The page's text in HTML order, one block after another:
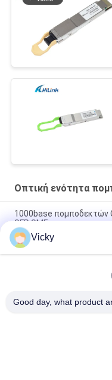
Οπτική ενότητα
1000base πομποδεκτών
SFP SMF
οπτικός πομποδέκτης
60km QSFP+ Ethernet
Οπτικές ενότητες Hilink
Vicky
Good day, what product